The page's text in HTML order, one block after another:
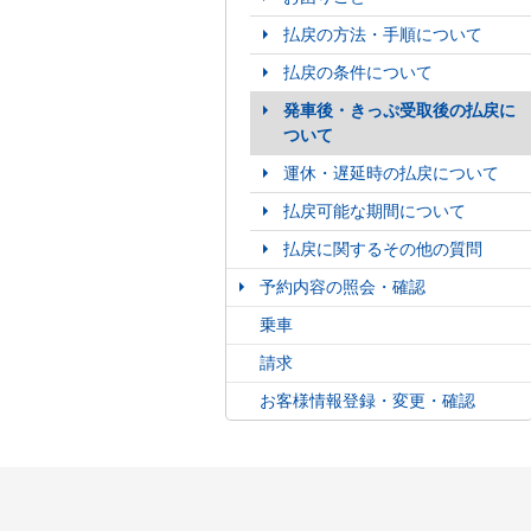
払戻の方法・手順について
払戻の条件について
発車後・きっぷ受取後の払戻に
ついて
運休・遅延時の払戻について
払戻可能な期間について
払戻に関するその他の質問
予約内容の照会・確認
乗車
請求
お客様情報登録・変更・確認